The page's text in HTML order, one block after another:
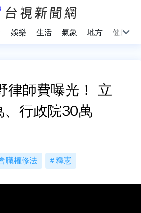
娛樂 生活 氣象 地方 健康
律師費曝光！ 立
行政院30萬
職權修法 釋憲